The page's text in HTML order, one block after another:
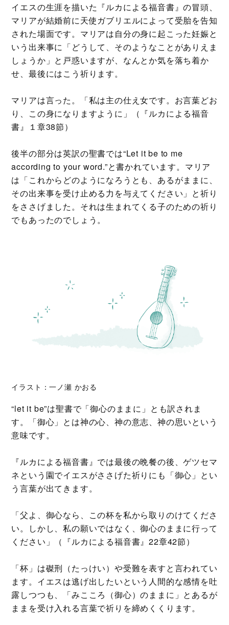
イエスの生涯を描いた『ルカによる福音書』の冒頭、
マリアが結婚前に天使ガブリエルによって受胎を告知
された場面です。マリアは自分の身に起こった妊娠と
いう出来事に「どうして、そのようなことがありえま
しょうか」と戸惑いますが、なんとか気を落ち着か
せ、最後にはこう祈ります。
マリアは言った。「私は主の仕え女です。お言葉どお
り、この身になりますように」（『ルカによる福音
書』１章38節）
後半の部分は英訳の聖書では“Let it be to me
according to your word.”と書かれています。マリア
は「これからどのようになろうとも、あるがままに、
その出来事を受け止める力を与えてください」と祈り
をささげました。それは生まれてくる子のための祈り
でもあったのでしょう。
イラスト：一ノ瀬 かおる
“let it be”は聖書で「御心のままに」とも訳されま
す。「御心」とは神の心、神の意志、神の思いという
意味です。
『ルカによる福音書』では最後の晩餐の後、ゲツセマ
ネという園でイエスがささげた祈りにも「御心」とい
う言葉が出てきます。
「父よ、御心なら、この杯を私から取りのけてくださ
い。しかし、私の願いではなく、御心のままに行って
ください」（『ルカによる福音書』22章42節）
「杯」は磔刑（たっけい）や受難を表すと言われてい
ます。イエスは逃げ出したいという人間的な感情を吐
露しつつも、「みこころ（御心）のままに」とあるが
ままを受け入れる言葉で祈りを締めくくります。